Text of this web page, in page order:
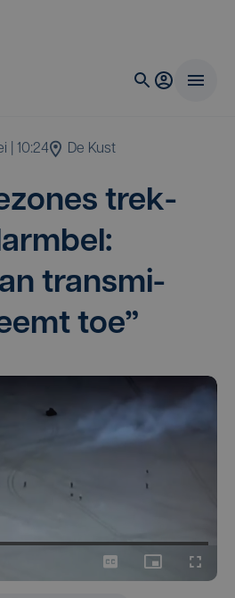
| 10:24 De Kust
trek­
trans­mi­
toe”